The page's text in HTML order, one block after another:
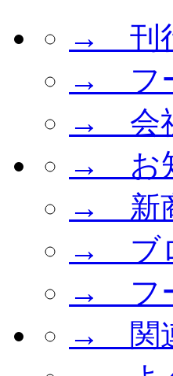
→ 刊
→ フ
→ 会
→ お
→ 新
→ ブ
→ フ
→ 関